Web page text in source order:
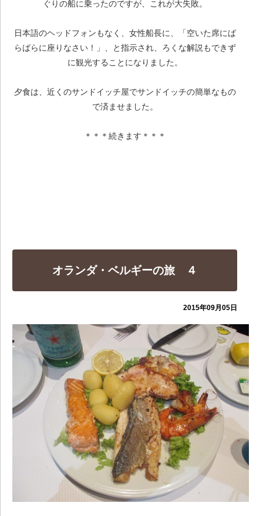
ぐりの船に乗ったのですが、これが大失敗。
日本語のヘッドフォンもなく、女性船長に、「空いた席にば
らばらに座りなさい！」、と指示され、ろくな解説もできず
に観光することになりました。
夕食は、近くのサンドイッチ屋でサンドイッチの簡単なもの
で済ませました。
＊＊＊続きます＊＊＊
オランダ・ベルギーの旅 ４
2015年09月05日